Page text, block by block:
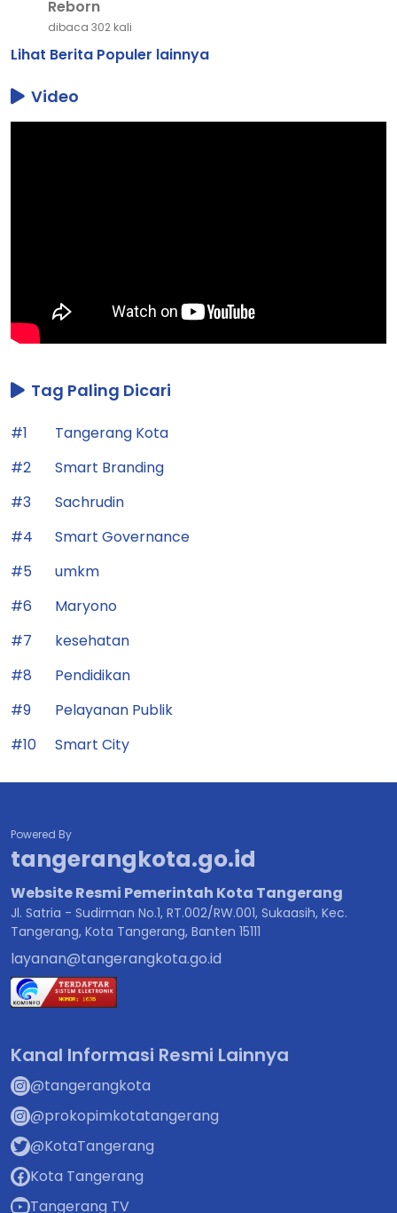
Reborn
dibaca 302 kali
Lihat Berita Populer lainnya
Video
Tag Paling Dicari
#1
Tangerang Kota
#2
Smart Branding
#3
Sachrudin
#4
Smart Governance
#5
umkm
#6
Maryono
#7
kesehatan
#8
Pendidikan
#9
Pelayanan Publik
#10
Smart City
Powered By
tangerangkota.go.id
Website Resmi Pemerintah Kota Tangerang
Jl. Satria - Sudirman No.1, RT.002/RW.001, Sukaasih, Kec.
Tangerang, Kota Tangerang, Banten 15111
layanan@tangerangkota.go.id
Kanal Informasi Resmi Lainnya
@tangerangkota
@prokopimkotatangerang
@KotaTangerang
Kota Tangerang
Tangerang TV